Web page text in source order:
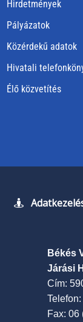
Hirdetmények
Pályázatok
Közérdekű adatok
Hivatali
Élő közvetítés
Békés
Járási
Cím:
Fax: 06